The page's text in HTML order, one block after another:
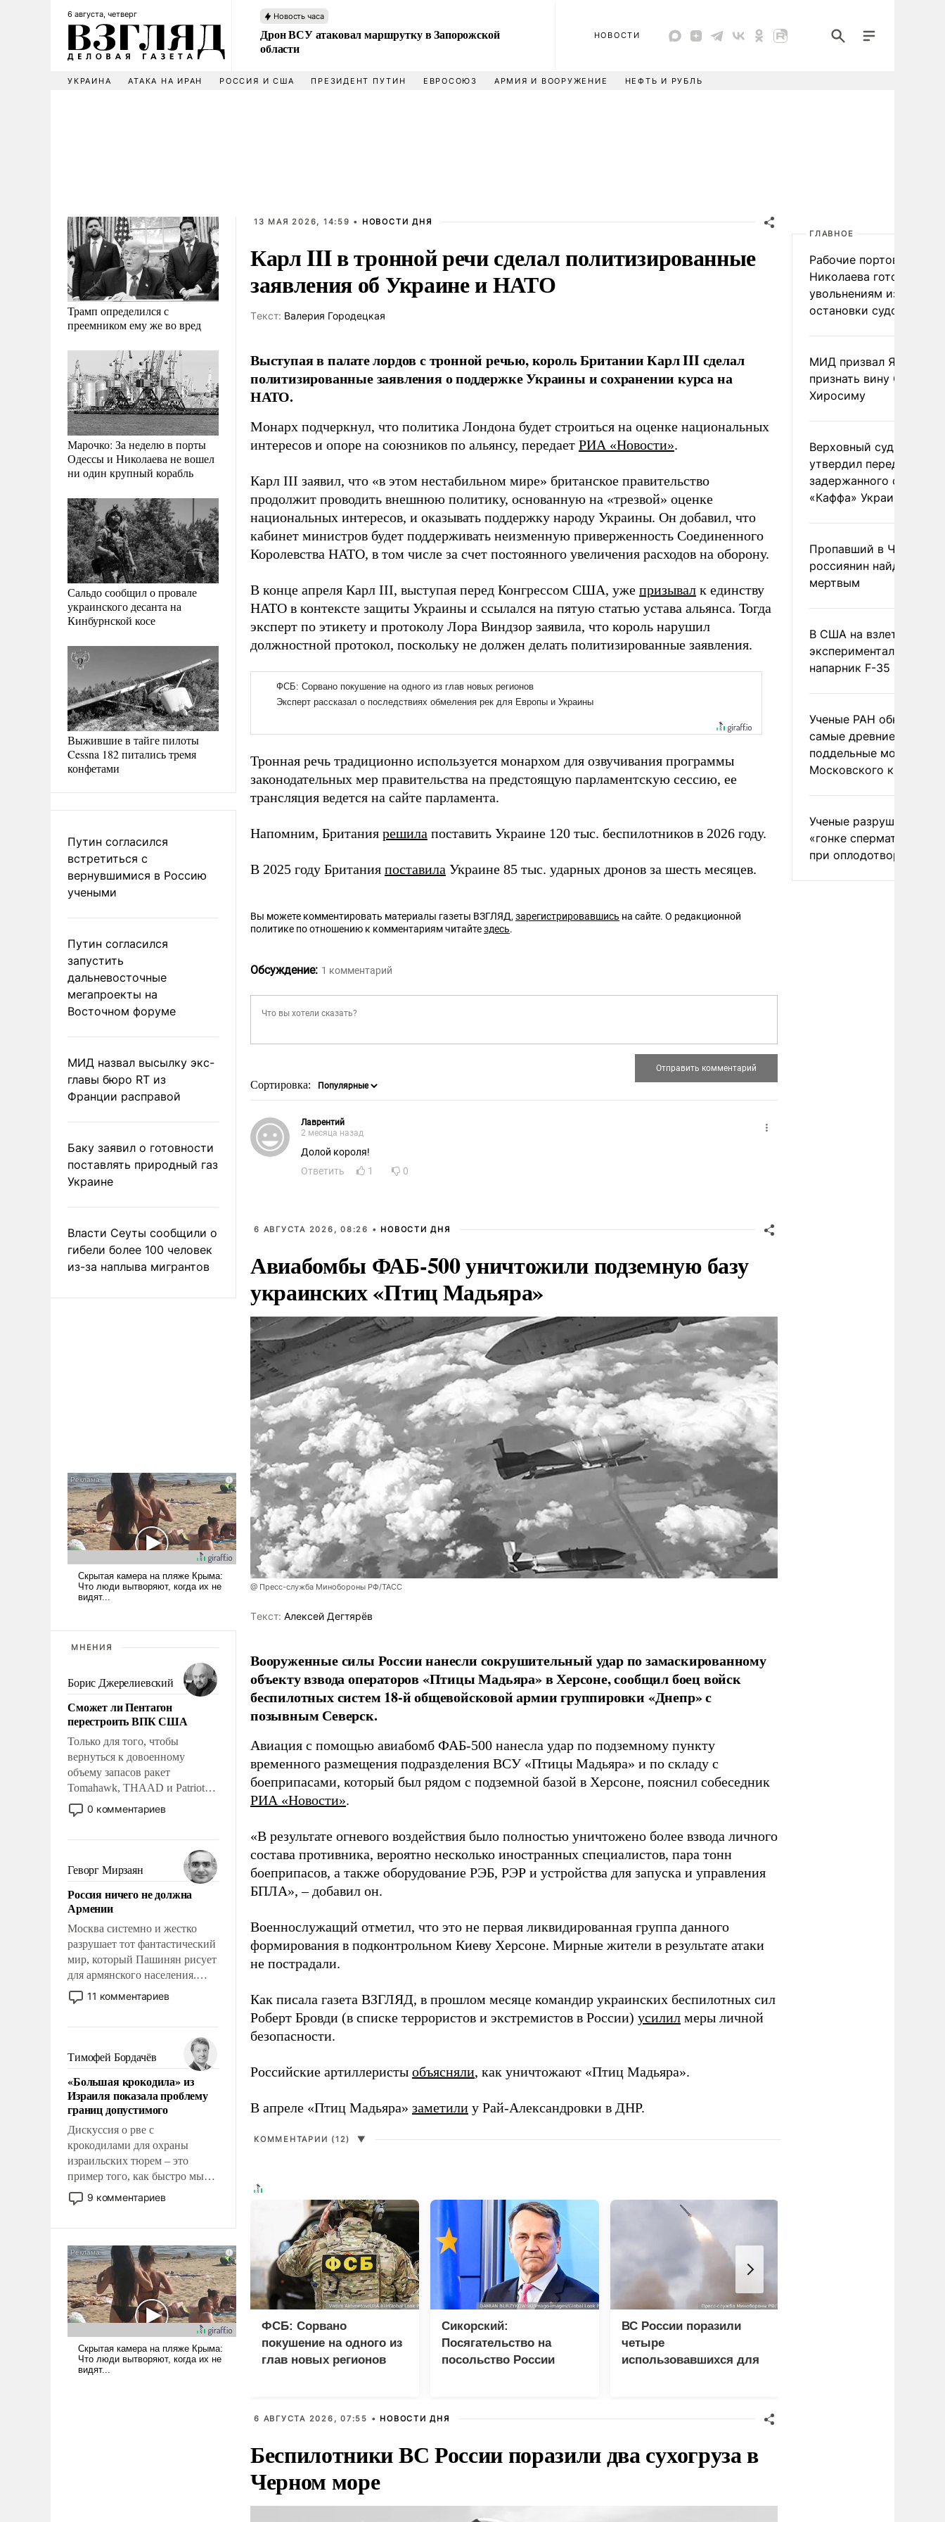
6 августа, четверг Новость часа
Дрон ВСУ атаковал маршрутку в Запорожской
области
НОВОСТИ
УКРАИНА АТАКА НА ИРАН РОССИЯ И США ПРЕЗИДЕНТ ПУТИН ЕВРОСОЮЗ АРМИЯ И ВООРУЖЕНИЕ НЕФТЬ И РУБЛЬ
Трамп определился с
преемником ему же во вред
Марочко: За неделю в порты
Одессы и Николаева не вошел
ни один крупный корабль
Сальдо сообщил о провале
украинского десанта на
Кинбурнской косе
Выжившие в тайге пилоты
Cessna 182 питались тремя
конфетами
Путин согласился
встретиться с
вернувшимися в Россию
учеными
Путин согласился
запустить
дальневосточные
мегапроекты на
Восточном форуме
МИД назвал высылку экс-
главы бюро RT из
Франции расправой
Баку заявил о готовности
поставлять природный газ
Украине
Власти Сеуты сообщили о
гибели более 100 человек
из-за наплыва мигрантов
МНЕНИЯ
Борис Джерелиевский
Сможет ли Пентагон
перестроить ВПК США
Только для того, чтобы
вернуться к довоенному
объему запасов ракет
Tomahawk, THAAD и Patriot
США потребуется более трех
лет. Даже небольшая война с
Сложившаяся ситуация
означает многолетний период
уязвимости США, например,
перед Китаем.
0 комментариев
Геворг Мирзаян
Россия ничего не должна
Армении
Москва системно и жестко
разрушает тот фантастический
мир, который Пашинян рисует
для армянского населения.
Мир, где этому населению все
должны просто по
политические прожекты будут
беспрекословно оплачиваться
за счет российских
налогоплательщиков и где за
свои поступки не нужно
отвечать.
11 комментариев
Тимофей Бордачёв
«Большая крокодила» из
Израиля показала проблему
границ допустимого
Дискуссия о рве с
крокодилами для охраны
израильских тюрем – это
пример того, как быстро мы
двигаемся по пути
революционных изменений.
псевдонаучной фантастики,
стало всерьез обсуждаемой
идеей.
9 комментариев
13 МАЯ 2026, 14:59 • НОВОСТИ ДНЯ
Карл III в тронной речи сделал политизированные
заявления об Украине и НАТО
Tекст: Валерия Городецкая
Выступая в палате лордов с тронной речью, король Британии Карл III сделал
политизированные заявления о поддержке Украины и сохранении курса на
НАТО.
Монарх подчеркнул, что политика Лондона будет строиться на оценке национальных
интересов и опоре на союзников по альянсу, передает РИА «Новости».
Карл III заявил, что «в этом нестабильном мире» британское правительство
продолжит проводить внешнюю политику, основанную на «трезвой» оценке
национальных интересов, и оказывать поддержку народу Украины. Он добавил, что
кабинет министров будет поддерживать неизменную приверженность Соединенного
Королевства НАТО, в том числе за счет постоянного увеличения расходов на оборону.
В конце апреля Карл III, выступая перед Конгрессом США, уже призывал к единству
НАТО в контексте защиты Украины и ссылался на пятую статью устава альянса. Тогда
эксперт по этикету и протоколу Лора Виндзор заявила, что король нарушил
должностной протокол, поскольку не должен делать политизированные заявления.
Тронная речь традиционно используется монархом для озвучивания программы
законодательных мер правительства на предстоящую парламентскую сессию, ее
трансляция ведется на сайте парламента.
Напомним, Британия решила поставить Украине 120 тыс. беспилотников в 2026 году.
В 2025 году Британия поставила Украине 85 тыс. ударных дронов за шесть месяцев.
Вы можете комментировать материалы газеты ВЗГЛЯД, зарегистрировавшись на сайте. О редакционной
политике по отношению к комментариям читайтездесь.
Обсуждение: 1 комментарий
Сортировка:
Лаврентий
2 месяца назад
Долой короля!
Ответить
1 0
6 АВГУСТА 2026, 08:26 • НОВОСТИ ДНЯ
Авиабомбы ФАБ-500 уничтожили подземную базу
украинских «Птиц Мадьяра»
@ Пресс-служба Минобороны РФ/ТАСС
Tекст: Алексей Дегтярёв
Вооруженные силы России нанесли сокрушительный удар по замаскированному
объекту взвода операторов «Птицы Мадьяра» в Херсоне, сообщил боец войск
беспилотных систем 18-й общевойсковой армии группировки «Днепр» с
позывным Северск.
Авиация с помощью авиабомб ФАБ-500 нанесла удар по подземному пункту
временного размещения подразделения ВСУ «Птицы Мадьяра» и по складу с
боеприпасами, который был рядом с подземной базой в Херсоне, пояснил собеседник
РИА «Новости».
«В результате огневого воздействия было полностью уничтожено более взвода личного
состава противника, вероятно несколько иностранных специалистов, пара тонн
боеприпасов, а также оборудование РЭБ, РЭР и устройства для запуска и управления
БПЛА», – добавил он.
Военнослужащий отметил, что это не первая ликвидированная группа данного
формирования в подконтрольном Киеву Херсоне. Мирные жители в результате атаки
не пострадали.
Как писала газета ВЗГЛЯД, в прошлом месяце командир украинских беспилотных сил
Роберт Бровди (в списке террористов и экстремистов в России) усилил меры личной
безопасности.
Российские артиллеристы объясняли, как уничтожают «Птиц Мадьяра».
В апреле «Птиц Мадьяра» заметили у Рай-Александровки в ДНР.
КОММЕНТАРИИ (12) ▼
ФСБ: Сорвано
покушение на одного из
глав новых регионов
Сикорский:
Посягательство на
посольство России
ВС России поразили
четыре
использовавшихся для
6 АВГУСТА 2026, 07:55 • НОВОСТИ ДНЯ
Беспилотники ВС России поразили два сухогруза в
Черном море
ГЛАВНОЕ
Рабочие портов
Николаева готовятся к
увольнениям из-за
остановки судоходства
МИД призвал Японию
признать вину США за
Хиросиму
Верховный суд Швеции
утвердил передачу
задержанного
«Каффа» Украине
Пропавший в
россиянин найден
мертвым
В США на взлете
экспериментальный
напарник F-35
Ученые РАН
самые древние
поддельные монеты
Московского
Ученые разрушили миф
«гонке
при оплодотворении